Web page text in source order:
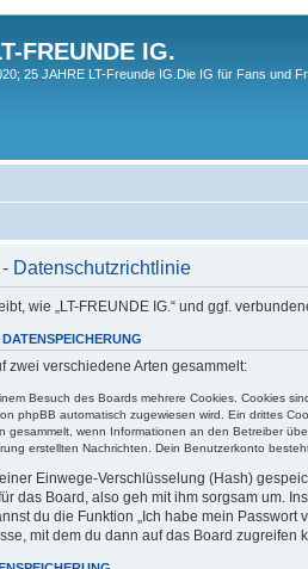
FREUNDE IG.
25 JAHRE LT-Freunde IG.Die IG für Fans und
Datenschutzrichtlinie
wie „LT-FREUNDE IG.“ und ggf.
zwei verschiedene Arten gesammelt:
Besuch des Boards mehrere Cookies. Cookies
phpBB automatisch zugewiesen wird. Ein drittes
gesammelt, wenn Informationen an den Betreiber
erstellten Nachrichten. Dein Benutzerkonto
Einwege-Verschlüsselung (Hash)
das Board, also geh mit ihm sorgsam um.
du die Funktion „Ich habe mein
mit dem du dann auf das Board zugreifen